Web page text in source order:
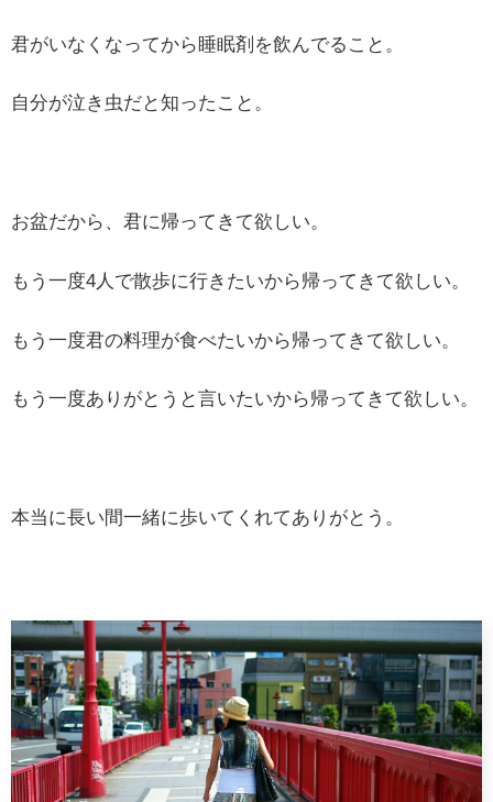
君がいなくなってから睡眠剤を飲んでること。
自分が泣き虫だと知ったこと。
お盆だから、君に帰ってきて欲しい。
もう一度4人で散歩に行きたいから帰ってきて欲しい。
もう一度君の料理が食べたいから帰ってきて欲しい。
もう一度ありがとうと言いたいから帰ってきて欲しい。
本当に長い間一緒に歩いてくれてありがとう。